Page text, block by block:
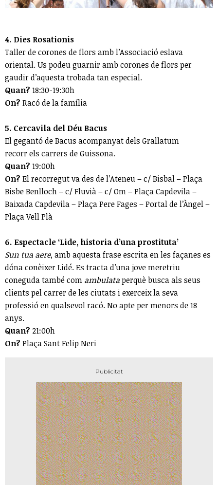
4. Dies Rosationis
Taller de corones de flors amb l’Associació eslava
oriental. Us podeu guarnir amb corones de flors per
gaudir d’aquesta trobada tan especial.
Quan? 18:30-19:30h
On? Racó de la família
5. Cercavila del Déu Bacus
El gegantó de Bacus acompanyat dels Grallatum
recorr els carrers de Guissona.
Quan? 19:00h
On? El recorregut va des de l’Ateneu – c/ Bisbal – Plaça
Bisbe Benlloch – c/ Fluvià – c/ Om – Plaça Capdevila –
Baixada Capdevila – Plaça Pere Fages – Portal de l’Àngel –
Plaça Vell Plà
6. Espectacle ‘Lide, historia d’una prostituta’
Sun tua aere, amb aquesta frase escrita en les façanes es
dóna conèixer Lidé. Es tracta d’una jove meretriu
coneguda també com ambulataperquè busca als seus
clients pel carrer de les ciutats i exerceix la seva
professió en qualsevol racó. No apte per menors de 18
anys.
Quan? 21:00h
On? Plaça Sant Felip Neri